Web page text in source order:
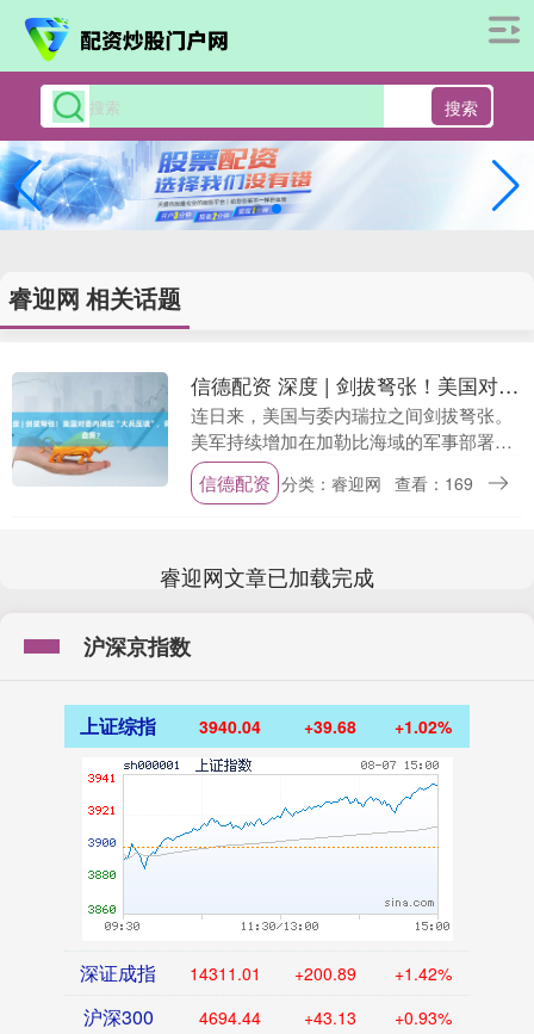
搜索
睿迎网 相关话题
信德配资 深度 | 剑拔弩张！美国对委内瑞拉“大兵压境”，背后打着三重盘算？
连日来，美国与委内瑞拉之间剑拔弩张。
美军持续增加在加勒比海域的军事部署，
接连两次袭击其认定的委内瑞拉“运毒
船”。委内瑞拉则加强战备，为地面战作好
信德配资 分类：睿迎网 查看：169
睿迎网文章已加载完成
沪深京指数
上证综指 3940.04 +39.68 +1.02%
深证成指 14311.01 +200.89 +1.42%
沪深300 4694.44 +43.13 +0.93%